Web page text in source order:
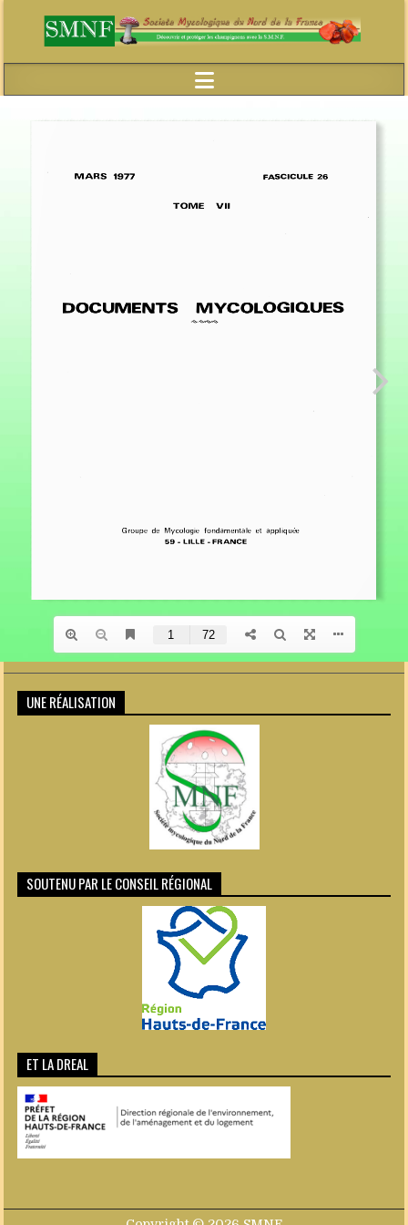
UNE RÉALISATION
SOUTENU PAR LE CONSEIL RÉGIONAL
ET LA DREAL